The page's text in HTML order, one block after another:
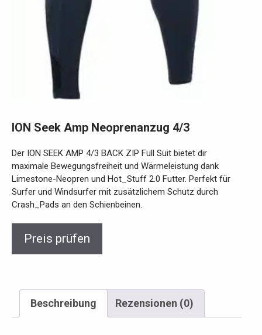
ION Seek Amp Neoprenanzug 4/3
Der ION SEEK AMP 4/3 BACK ZIP Full Suit bietet dir
maximale Bewegungsfreiheit und Wärmeleistung dank
Limestone-Neopren und Hot_Stuff 2.0 Futter. Perfekt für
Surfer und Windsurfer mit zusätzlichem Schutz durch
Crash_Pads an den Schienbeinen.
Preis prüfen
Beschreibung Rezensionen (0)